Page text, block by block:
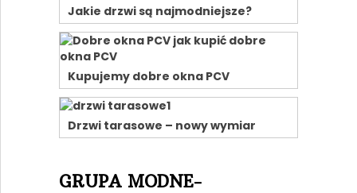
Jakie drzwi są najmodniejsze?
Kupujemy dobre okna PCV
Drzwi tarasowe – nowy wymiar
GRUPA MODNE-